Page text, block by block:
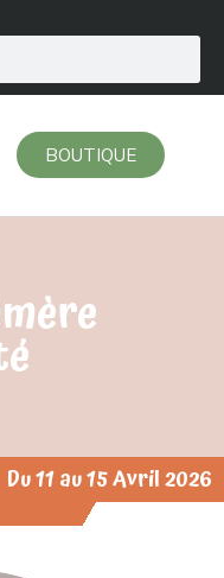
BOUTIQUE
Du 11 au 15 Avril 2026